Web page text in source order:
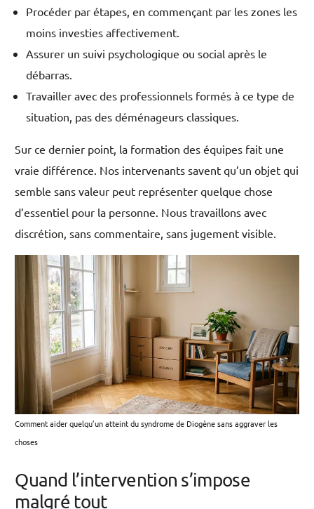
Procéder par étapes, en commençant par les zones les
moins investies affectivement.
Assurer un suivi psychologique ou social après le
débarras.
Travailler avec des professionnels formés à ce type de
situation, pas des déménageurs classiques.
Sur ce dernier point, la formation des équipes fait une
vraie différence. Nos intervenants savent qu’un objet qui
semble sans valeur peut représenter quelque chose
d’essentiel pour la personne. Nous travaillons avec
discrétion, sans commentaire, sans jugement visible.
Comment aider quelqu’un atteint du syndrome de Diogène sans aggraver les
choses
Quand l’intervention s’impose
malgré tout